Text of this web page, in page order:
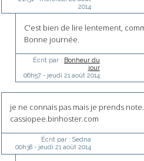
2014
C'est bien de lire lentement,
Bonne journée.
Écrit par : Bonheur du
jour
06h57- jeudi 21 août 2014
je ne connais pas mais je prends
cassiopee.binhoster.com
Écrit par : Sedna
00h38- jeudi 21 août 2014